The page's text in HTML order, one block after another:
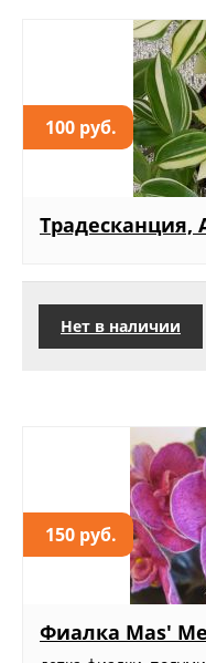
100 руб.
Традесканция,
Нет в наличии
150 руб.
Фиалка Mas'